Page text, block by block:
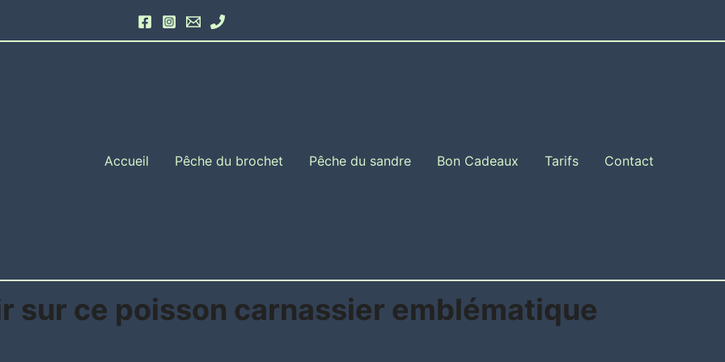
Accueil Pêche du brochet Pêche du sandre Bon Cadeaux Tarifs Contact
sur ce poisson carnassier emblématique